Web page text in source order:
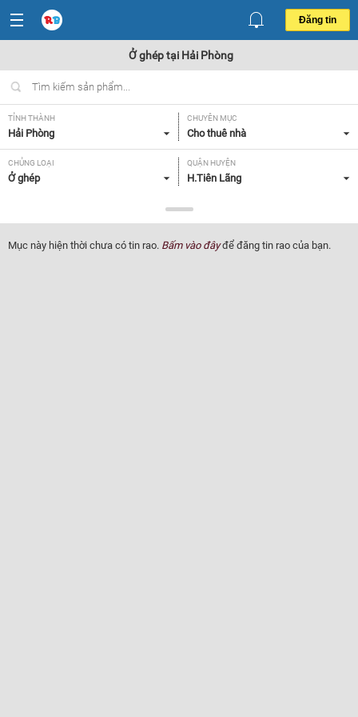
Đăng tin
Ở ghép tại Hải Phòng
TỈNH THÀNH
Hải Phòng
CHUYÊN MỤC
Cho thuê nhà
CHỦNG LOẠI
Ở ghép
QUẬN HUYỆN
H.Tiên Lãng
Tất cả
TIỆN ÍCH
Tất cả
TÌM NGƯỜI Ở GHÉP
Mục này hiện thời chưa có tin rao. Bấm vào đâyđể đăng tin rao của bạn.